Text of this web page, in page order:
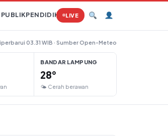
PENDIDIKAN PERTANIANHUKUM
LIVE
03.31 WIB · Sumber Open-Meteo
BANDAR LAMPUNG
28°
🌤 Cerah berawan